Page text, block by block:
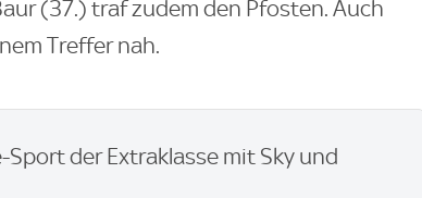
(37.) traf zudem den Pfosten. Auch
Treffer nah.
Sport der Extraklasse mit Sky und